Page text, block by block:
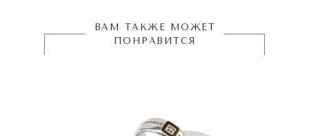
ВАМ ТАКЖЕ МОЖЕТ
ПОНРАВИТСЯ